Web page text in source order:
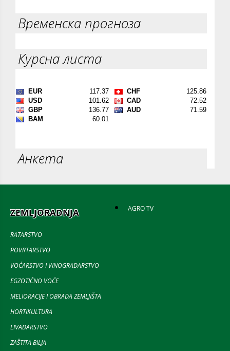
Временска прогноза
Курсна листа
Анкета
ZEMLJORADNJA
RATARSTVO
POVRTARSTVO
VOĆARSTVO I VINOGRADARSTVO
EGZOTIČNO VOĆE
MELIORACIJE I OBRADA ZEMLJIŠTA
HORTIKULTURA
LIVADARSTVO
ZAŠTITA BILJA
AGRO TV